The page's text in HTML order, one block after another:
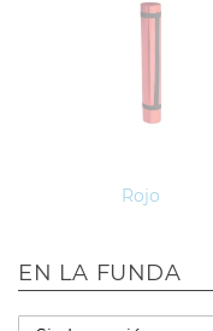
Rojo
EN LA FUNDA